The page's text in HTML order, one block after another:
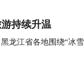
持续升温
龙江省各地围绕“冰